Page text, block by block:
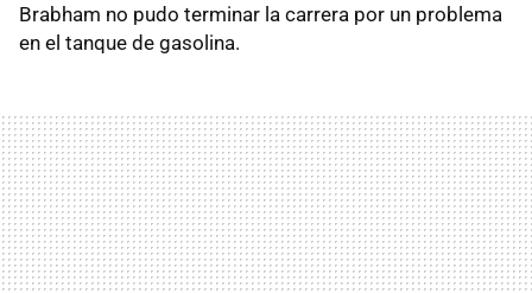
Brabham no pudo terminar la carrera por un problema
en el tanque de gasolina.